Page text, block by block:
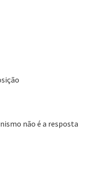
não é a resposta